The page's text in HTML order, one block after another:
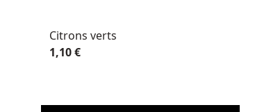
Citrons verts
1,10 €